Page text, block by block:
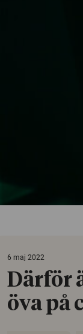
6 maj 2022
Därför
öva på